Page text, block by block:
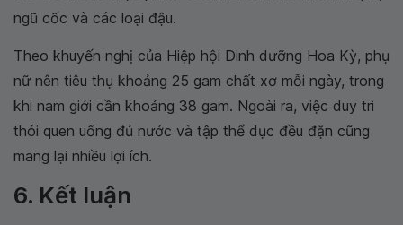
ngũ cốc và các loại đậu.
Theo khuyến nghị của Hiệp hội Dinh dưỡng Hoa Kỳ, phụ
nữ nên tiêu thụ khoảng 25 gam chất xơ mỗi ngày, trong
khi nam giới cần khoảng 38 gam. Ngoài ra, việc duy trì
thói quen uống đủ nước và tập thể dục đều đặn cũng
mang lại nhiều lợi ích.
6. Kết luận